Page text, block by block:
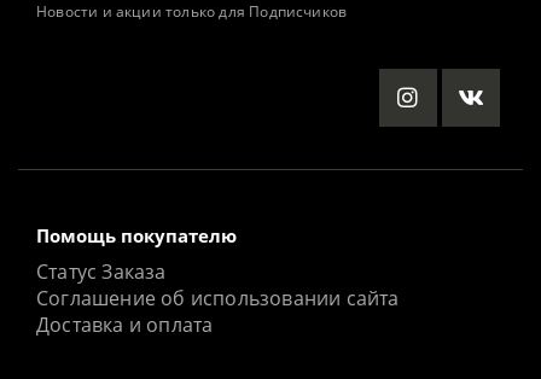
Новости и акции только для Подписчиков
Помощь покупателю
Статус Заказа
Соглашение об использовании сайта
Доставка и оплата